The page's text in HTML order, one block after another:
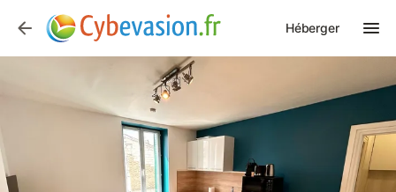
Héberger
Photos Équipements